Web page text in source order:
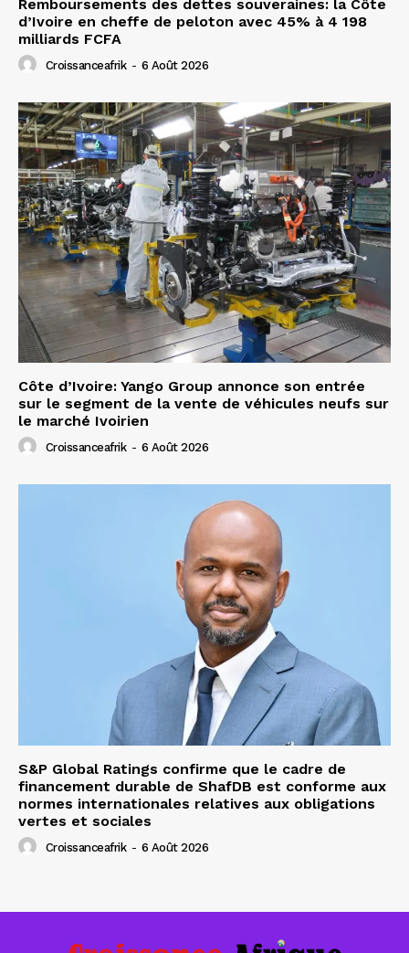
Remboursements des dettes souveraines: la Côte
d’Ivoire en cheffe de peloton avec 45% à 4 198
milliards FCFA
Croissanceafrik - 6 Août 2026
Côte d’Ivoire: Yango Group annonce son entrée
sur le segment de la vente de véhicules neufs sur
le marché Ivoirien
Croissanceafrik - 6 Août 2026
S&P Global Ratings confirme que le cadre de
financement durable de ShafDB est conforme aux
normes internationales relatives aux obligations
vertes et sociales
Croissanceafrik - 6 Août 2026